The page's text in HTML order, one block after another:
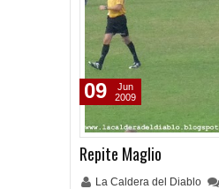
Repite Maglio
La Caldera del Diablo
09
Jun
2009